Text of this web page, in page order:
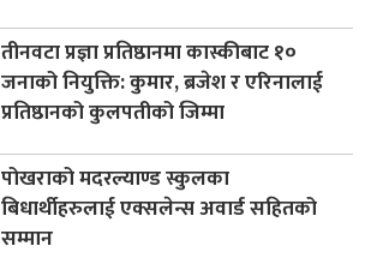
तीनवटा प्रज्ञा प्रतिष्ठानमा कास्कीबाट १०
जनाको नियुक्ति: कुमार, ब्रजेश र एरिनालाई
प्रतिष्ठानको कुलपतीको जिम्मा
पोखराको मदरल्याण्ड स्कुलका
बिधार्थीहरुलाई एक्सलेन्स अवार्ड सहितको
सम्मान